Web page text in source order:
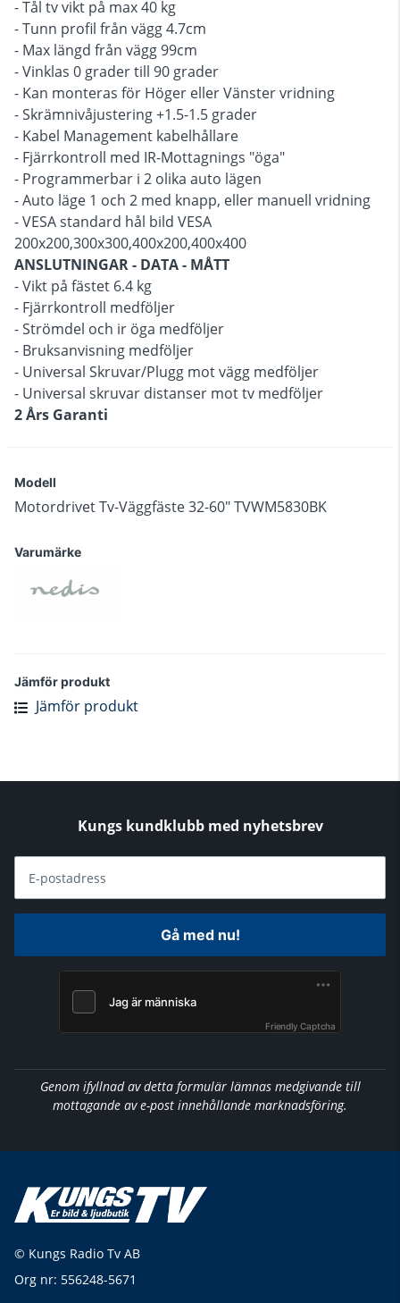
- Tål tv vikt på max 40 kg
- Tunn profil från vägg 4.7cm
- Max längd från vägg 99cm
- Vinklas 0 grader till 90 grader
- Kan monteras för Höger eller Vänster vridning
- Skrämnivåjustering +1.5-1.5 grader
- Kabel Management kabelhållare
- Fjärrkontroll med IR-Mottagnings "öga"
- Programmerbar i 2 olika auto lägen
- Auto läge 1 och 2 med knapp, eller manuell vridning
- VESA standard hål bild VESA
200x200,300x300,400x200,400x400
ANSLUTNINGAR - DATA - MÅTT
- Vikt på fästet 6.4 kg
- Fjärrkontroll medföljer
- Strömdel och ir öga medföljer
- Bruksanvisning medföljer
- Universal Skruvar/Plugg mot vägg medföljer
- Universal skruvar distanser mot tv medföljer
2 Års Garanti
Modell
Motordrivet Tv-Väggfäste 32-60" TVWM5830BK
Varumärke
Jämför produkt
Jämför produkt
Kungs kundklubb med nyhetsbrev
E-postadress
Gå med nu!
Friendly Captcha
Genom ifyllnad av detta formulär lämnas medgivande till
mottagande av e-post innehållande marknadsföring.
© Kungs Radio Tv AB
Org nr: 556248-5671